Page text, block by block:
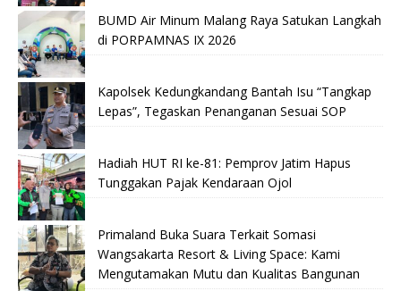
BUMD Air Minum Malang Raya Satukan Langkah
di PORPAMNAS IX 2026
Kapolsek Kedungkandang Bantah Isu “Tangkap
Lepas”, Tegaskan Penanganan Sesuai SOP
Hadiah HUT RI ke-81: Pemprov Jatim Hapus
Tunggakan Pajak Kendaraan Ojol
Primaland Buka Suara Terkait Somasi
Wangsakarta Resort & Living Space: Kami
Mengutamakan Mutu dan Kualitas Bangunan